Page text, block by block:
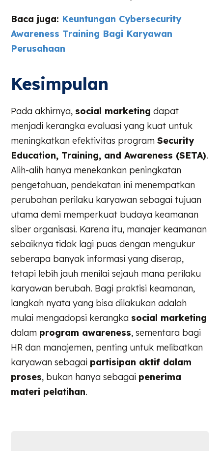
Baca juga: Keuntungan Cybersecurity
Awareness Training Bagi Karyawan
Perusahaan
Kesimpulan
Pada akhirnya, social marketing dapat
menjadi kerangka evaluasi yang kuat untuk
meningkatkan efektivitas programSecurity
Education, Training, and Awareness (SETA).
Alih-alih hanya menekankan peningkatan
pengetahuan, pendekatan ini menempatkan
perubahan perilaku karyawan sebagai tujuan
utama demi memperkuat budaya keamanan
siber organisasi. Karena itu, manajer keamanan
sebaiknya tidak lagi puas dengan mengukur
seberapa banyak informasi yang diserap,
tetapi lebih jauh menilai sejauh mana perilaku
karyawan berubah. Bagi praktisi keamanan,
langkah nyata yang bisa dilakukan adalah
mulai mengadopsi kerangka social marketing
dalam program awareness, sementara bagi
HR dan manajemen, penting untuk melibatkan
karyawan sebagai partisipan aktif dalam
proses, bukan hanya sebagai penerima
materi pelatihan.